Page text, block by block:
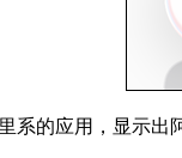
系的应用，显示出